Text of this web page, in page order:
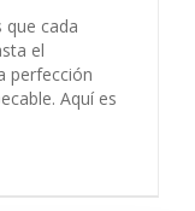
que cada
el
perfección
Aquí es